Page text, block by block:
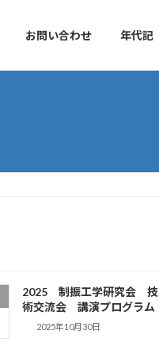
お問い合わせ 年代記
2025 制振工学研究会 技
術交流会 講演プログラム
2025年10月30日